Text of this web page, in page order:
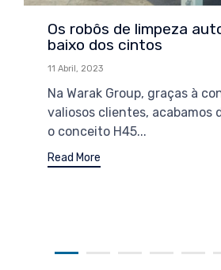
Os robôs de limpeza
baixo dos cintos
11 Abril, 2023
Na Warak Group, graças à
valiosos clientes, acabamos
o conceito H45...
Read More